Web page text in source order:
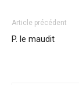
Article précédent
P. le maudit